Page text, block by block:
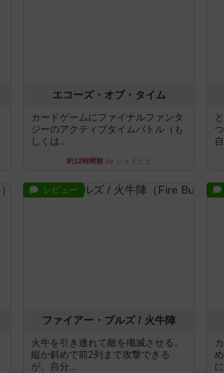
エコーズ・オブ・タイム
カードゲームにファイナルファンタ
ジーのアクティブタイムバトル（も
しくは...
約12時間前by ジェイとと
レビュー
ファイアー・ブルズ / 火牛陣
火牛を引き連れて敵を殲滅させる。
縦か斜めで前2列まで攻撃できる
が、自分...